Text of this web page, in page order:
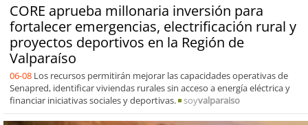
CORE aprueba millonaria inversión para
fortalecer emergencias, electrificación rural y
proyectos deportivos en la Región de
Valparaíso
06-08 Los recursos permitirán mejorar las capacidades operativas de
Senapred, identificar viviendas rurales sin acceso a energía eléctrica y
financiar iniciativas sociales y deportivas.
soyvalparaiso